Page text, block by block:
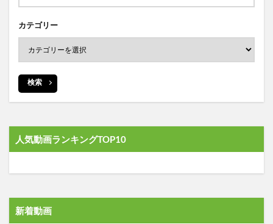
カテゴリー
検索
人気動画ランキングTOP10
新着動画